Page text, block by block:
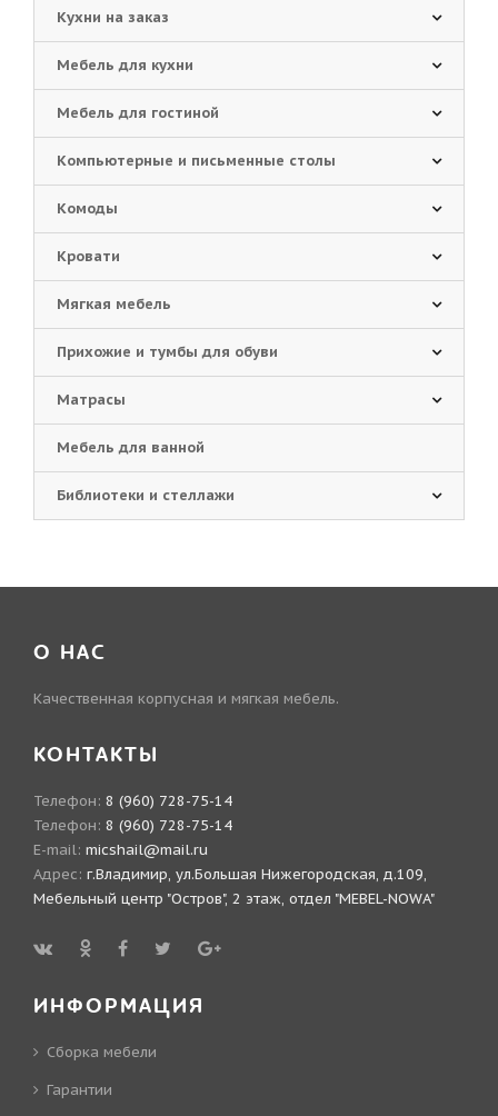
Кухни на заказ
Мебель для кухни
Мебель для гостиной
Компьютерные и письменные столы
Комоды
Кровати
Мягкая мебель
Прихожие и тумбы для обуви
Матрасы
Мебель для ванной
Библиотеки и стеллажи
О НАС
Качественная корпусная и мягкая мебель.
КОНТАКТЫ
Телефон: 8 (960) 728-75-14
Телефон: 8 (960) 728-75-14
E-mail: micshail@mail.ru
Адрес: г.Владимир, ул.Большая Нижегородская, д.109,
Мебельный центр "Остров", 2 этаж, отдел "MEBEL-NOWA"
ИНФОРМАЦИЯ
Сборка мебели
Гарантии